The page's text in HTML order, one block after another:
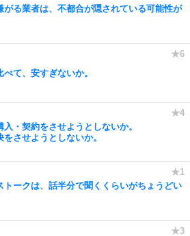
がる業者は、不都合が隠されている可能性が
べて、安すぎないか。
入・契約をさせようとしないか。
をさせようとしないか。
トークは、話半分で聞くくらいがちょうどい